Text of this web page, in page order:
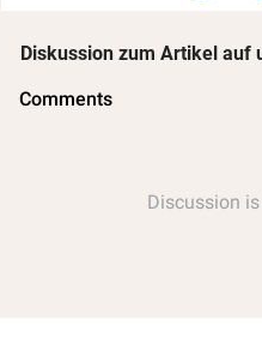
Diskussion zum Artikel auf